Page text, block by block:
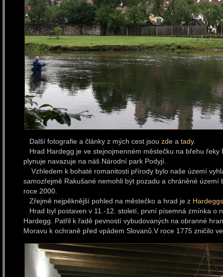
Další fotografie a články z mých cest jsou zde a tady.
Hrad Hardegg je ve stejnojmenném městečku na břehu řeky
plynuje navazuje na náš Národní park Podyjí.
Vzhledem k bohaté romanitosti přírody bylo naše území
samozřejmě Rakušané nemohli být pozadu a chráněné
roce 2000.
Zřejmě nejpěknější pohled na městečko a hrad je z
Hrad byl postaven v 11.-12. století, první písemná zmínka o
Hardegg. Patřil k řadě pevností vybudovaných na obranné
Moravu k ochraně před vpádem Slovanů.V roce 1775 zničilo